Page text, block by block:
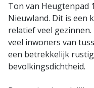
Ton van Heugtenpad
Nieuwland. Dit is een
relatief veel
veel inwoners van
een betrekkelijk
bevolkingsdichtheid.